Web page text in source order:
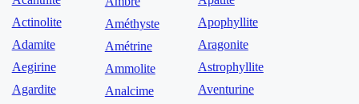
Actinolite
Adamite
Aegirine
Agardite
Améthyste
Amétrine
Ammolite
Analcime
Apophyllite
Aragonite
Astrophyllite
Aventurine